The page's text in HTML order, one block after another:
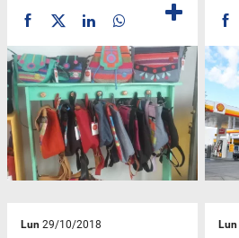
Lun 29/10/2018 Lun